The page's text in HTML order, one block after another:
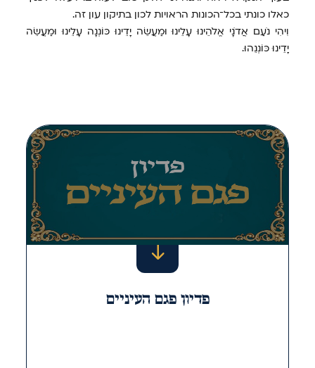
כאלו כונתי בכל־הכונות הראויות לכון בתיקון עון זה.
וִיהִי נֹעַם אֲדֹנָי אֱלֹהֵינוּ עָלֵינוּ וּמַעֲשֵׂה יָדֵינוּ כּוֹנְנָה עָלֵינוּ וּמַעֲשֵׂה
יָדֵינוּ כּוֹנְנֵהוּ.
פדיון פגם העיניים